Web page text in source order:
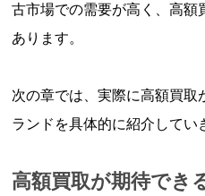
古市場での需要が高く、高額
あります。
次の章では、実際に高額買
ランドを具体的に紹介してい
高額買取が期待でき